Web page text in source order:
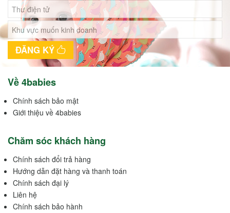
ĐĂNG KÝ
Về 4babies
Chính sách bảo mật
Giới thiệu về 4babies
Chăm sóc khách hàng
Chính sách đổi trả hàng
Hướng dẫn đặt hàng và thanh toán
Chính sách đại lý
Liên hệ
Chính sách bảo hành